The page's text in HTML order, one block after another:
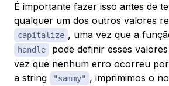
É importante fazer isso antes de
qualquer um dos outros valores
capitalize , uma vez que a
handle
pode definir esses
vez que nenhum erro ocorreu
a string
"sammy" , imprimimos o